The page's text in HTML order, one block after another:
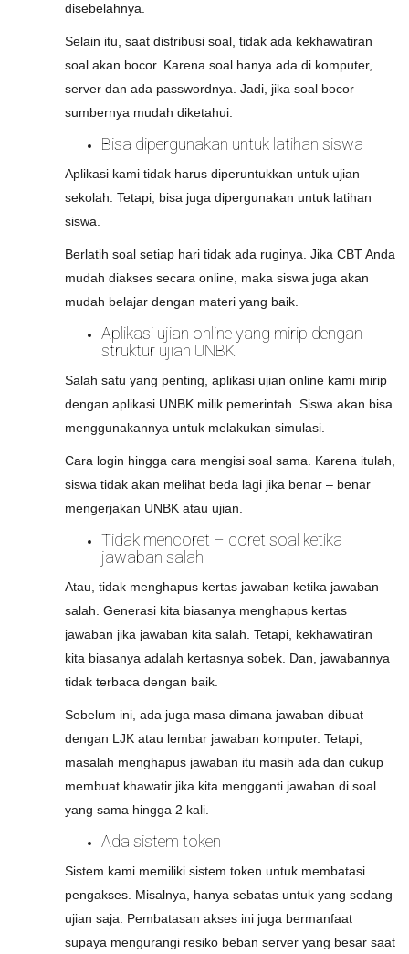
disebelahnya.
Selain itu, saat distribusi soal, tidak ada kekhawatiran
soal akan bocor. Karena soal hanya ada di komputer,
server dan ada passwordnya. Jadi, jika soal bocor
sumbernya mudah diketahui.
Bisa dipergunakan untuk latihan siswa
Aplikasi kami tidak harus diperuntukkan untuk ujian
sekolah. Tetapi, bisa juga dipergunakan untuk latihan
siswa.
Berlatih soal setiap hari tidak ada ruginya. Jika CBT Anda
mudah diakses secara online, maka siswa juga akan
mudah belajar dengan materi yang baik.
Aplikasi ujian online yang mirip dengan
struktur ujian UNBK
Salah satu yang penting, aplikasi ujian online kami mirip
dengan aplikasi UNBK milik pemerintah. Siswa akan bisa
menggunakannya untuk melakukan simulasi.
Cara login hingga cara mengisi soal sama. Karena itulah,
siswa tidak akan melihat beda lagi jika benar – benar
mengerjakan UNBK atau ujian.
Tidak mencoret – coret soal ketika
jawaban salah
Atau, tidak menghapus kertas jawaban ketika jawaban
salah. Generasi kita biasanya menghapus kertas
jawaban jika jawaban kita salah. Tetapi, kekhawatiran
kita biasanya adalah kertasnya sobek. Dan, jawabannya
tidak terbaca dengan baik.
Sebelum ini, ada juga masa dimana jawaban dibuat
dengan LJK atau lembar jawaban komputer. Tetapi,
masalah menghapus jawaban itu masih ada dan cukup
membuat khawatir jika kita mengganti jawaban di soal
yang sama hingga 2 kali.
Ada sistem token
Sistem kami memiliki sistem token untuk membatasi
pengakses. Misalnya, hanya sebatas untuk yang sedang
ujian saja. Pembatasan akses ini juga bermanfaat
supaya mengurangi resiko beban server yang besar saat